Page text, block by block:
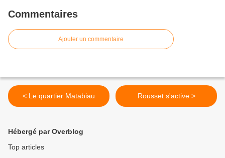
Commentaires
Ajouter un commentaire
< Le quartier Matabiau Rousset s'active >
Hébergé par Overblog
Top articles